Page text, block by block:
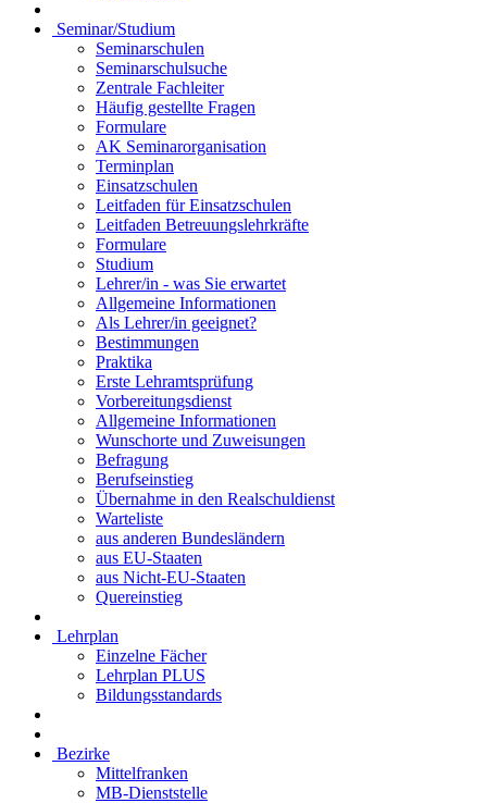
Seminar/Studium
Seminarschulen
Seminarschulsuche
Zentrale Fachleiter
Häufig gestellte Fragen
Formulare
AK Seminarorganisation
Terminplan
Einsatzschulen
Leitfaden für Einsatzschulen
Leitfaden Betreuungslehrkräfte
Formulare
Studium
Lehrer/in - was Sie erwartet
Allgemeine Informationen
Als Lehrer/in geeignet?
Bestimmungen
Praktika
Erste Lehramtsprüfung
Vorbereitungsdienst
Allgemeine Informationen
Wunschorte und Zuweisungen
Befragung
Berufseinstieg
Übernahme in den Realschuldienst
Warteliste
aus anderen Bundesländern
aus EU-Staaten
aus Nicht-EU-Staaten
Quereinstieg
Lehrplan
Einzelne Fächer
Lehrplan PLUS
Bildungsstandards
Bezirke
Mittelfranken
MB-Dienststelle